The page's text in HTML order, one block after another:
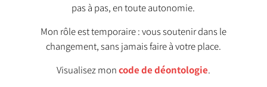
pas à pas, en toute autonomie.
Mon rôle est temporaire : vous soutenir dans le
changement, sans jamais faire à votre place.
Visualisez moncode de déontologie.